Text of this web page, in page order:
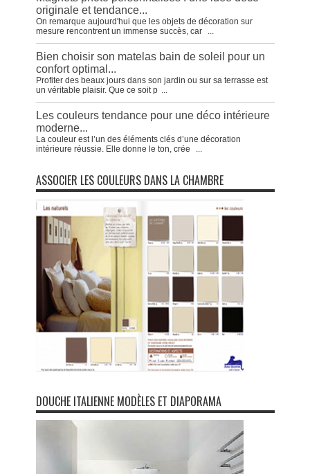
originale et tendance...
On remarque aujourd'hui que les objets de décoration sur
mesure rencontrent un immense succès, car
...
Bien choisir son matelas bain de soleil pour un
confort optimal...
Profiter des beaux jours dans son jardin ou sur sa terrasse est
un véritable plaisir. Que ce soit p ...
Les couleurs tendance pour une déco intérieure
moderne...
La couleur est l’un des éléments clés d’une décoration
intérieure réussie. Elle donne le ton, crée
...
ASSOCIER LES COULEURS DANS LA CHAMBRE
DOUCHE ITALIENNE MODÈLES ET DIAPORAMA